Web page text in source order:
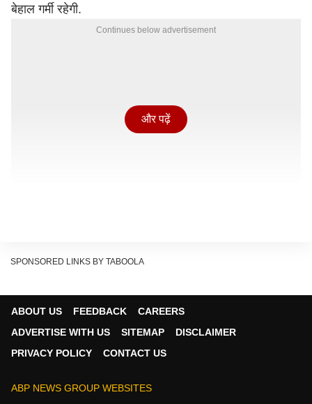
बेहाल गर्मी रहेगी.
Continues below advertisement
मौसमविभाग के अनुसार आज (9 जून) औरंगाबाद, रोहतास, कैमूर,
और पढ़ें
SPONSORED LINKS BY TABOOLA
ABOUT US FEEDBACK
CAREERS
ADVERTISE WITH US
SITEMAP
DISCLAIMER
PRIVACY POLICY
CONTACT US
ABP NEWS GROUP WEBSITES